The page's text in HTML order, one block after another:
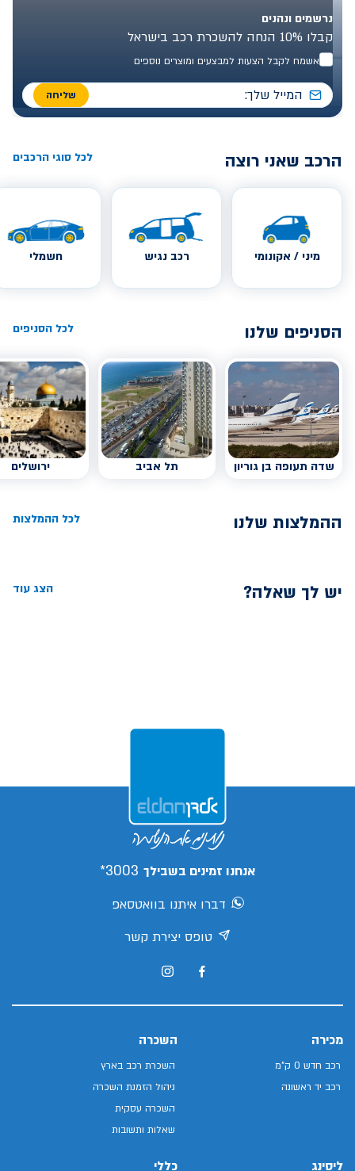
נרשמים ונהנים
קבלו 10% הנחה להשכרת רכב בישראל
אשמח לקבל הצעות למבצעים ומוצרים נוספים
שליחה
הרכב שאני רוצה לכל סוגי הרכבים
מיני / אקונומי רכב נגיש חשמלי
הסניפים שלנו לכל הסניפים
שדה תעופה בן גוריון תל אביב ירושלים
ההמלצות שלנו לכל ההמלצות
יש לך שאלה? הצג עוד
אנחנו זמינים בשבילך 3003*
דברו איתנו בוואטסאפ
טופס יצירת קשר
מכירה
רכב חדש 0 ק"מ
רכב יד ראשונה
השכרה
השכרת רכב בארץ
ניהול הזמנת השכרה
השכרה עסקית
שאלות ותשובות
ליסינג כללי